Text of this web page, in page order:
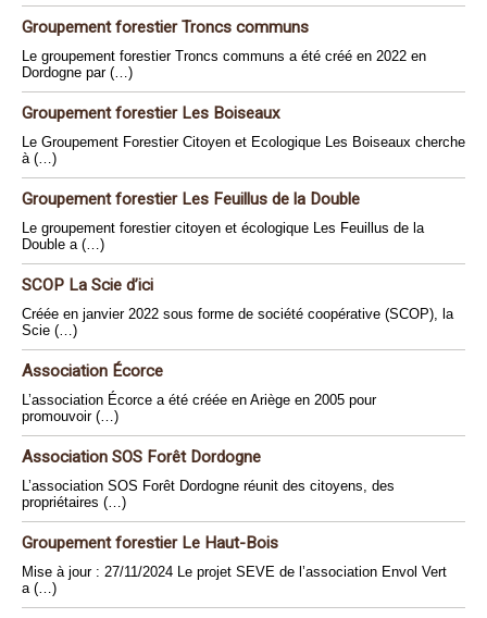
Groupement forestier Troncs communs
Le groupement forestier Troncs communs a été créé en 2022 en
Dordogne par (…)
Groupement forestier Les Boiseaux
Le Groupement Forestier Citoyen et Ecologique Les Boiseaux cherche
à (…)
Groupement forestier Les Feuillus de la Double
Le groupement forestier citoyen et écologique Les Feuillus de la
Double a (…)
SCOP La Scie d’ici
Créée en janvier 2022 sous forme de société coopérative (SCOP), la
Scie (…)
Association Écorce
L’association Écorce a été créée en Ariège en 2005 pour
promouvoir (…)
Association SOS Forêt Dordogne
L’association SOS Forêt Dordogne réunit des citoyens, des
propriétaires (…)
Groupement forestier Le Haut-Bois
Mise à jour : 27/11/2024 Le projet SEVE de l’association Envol Vert
a (…)